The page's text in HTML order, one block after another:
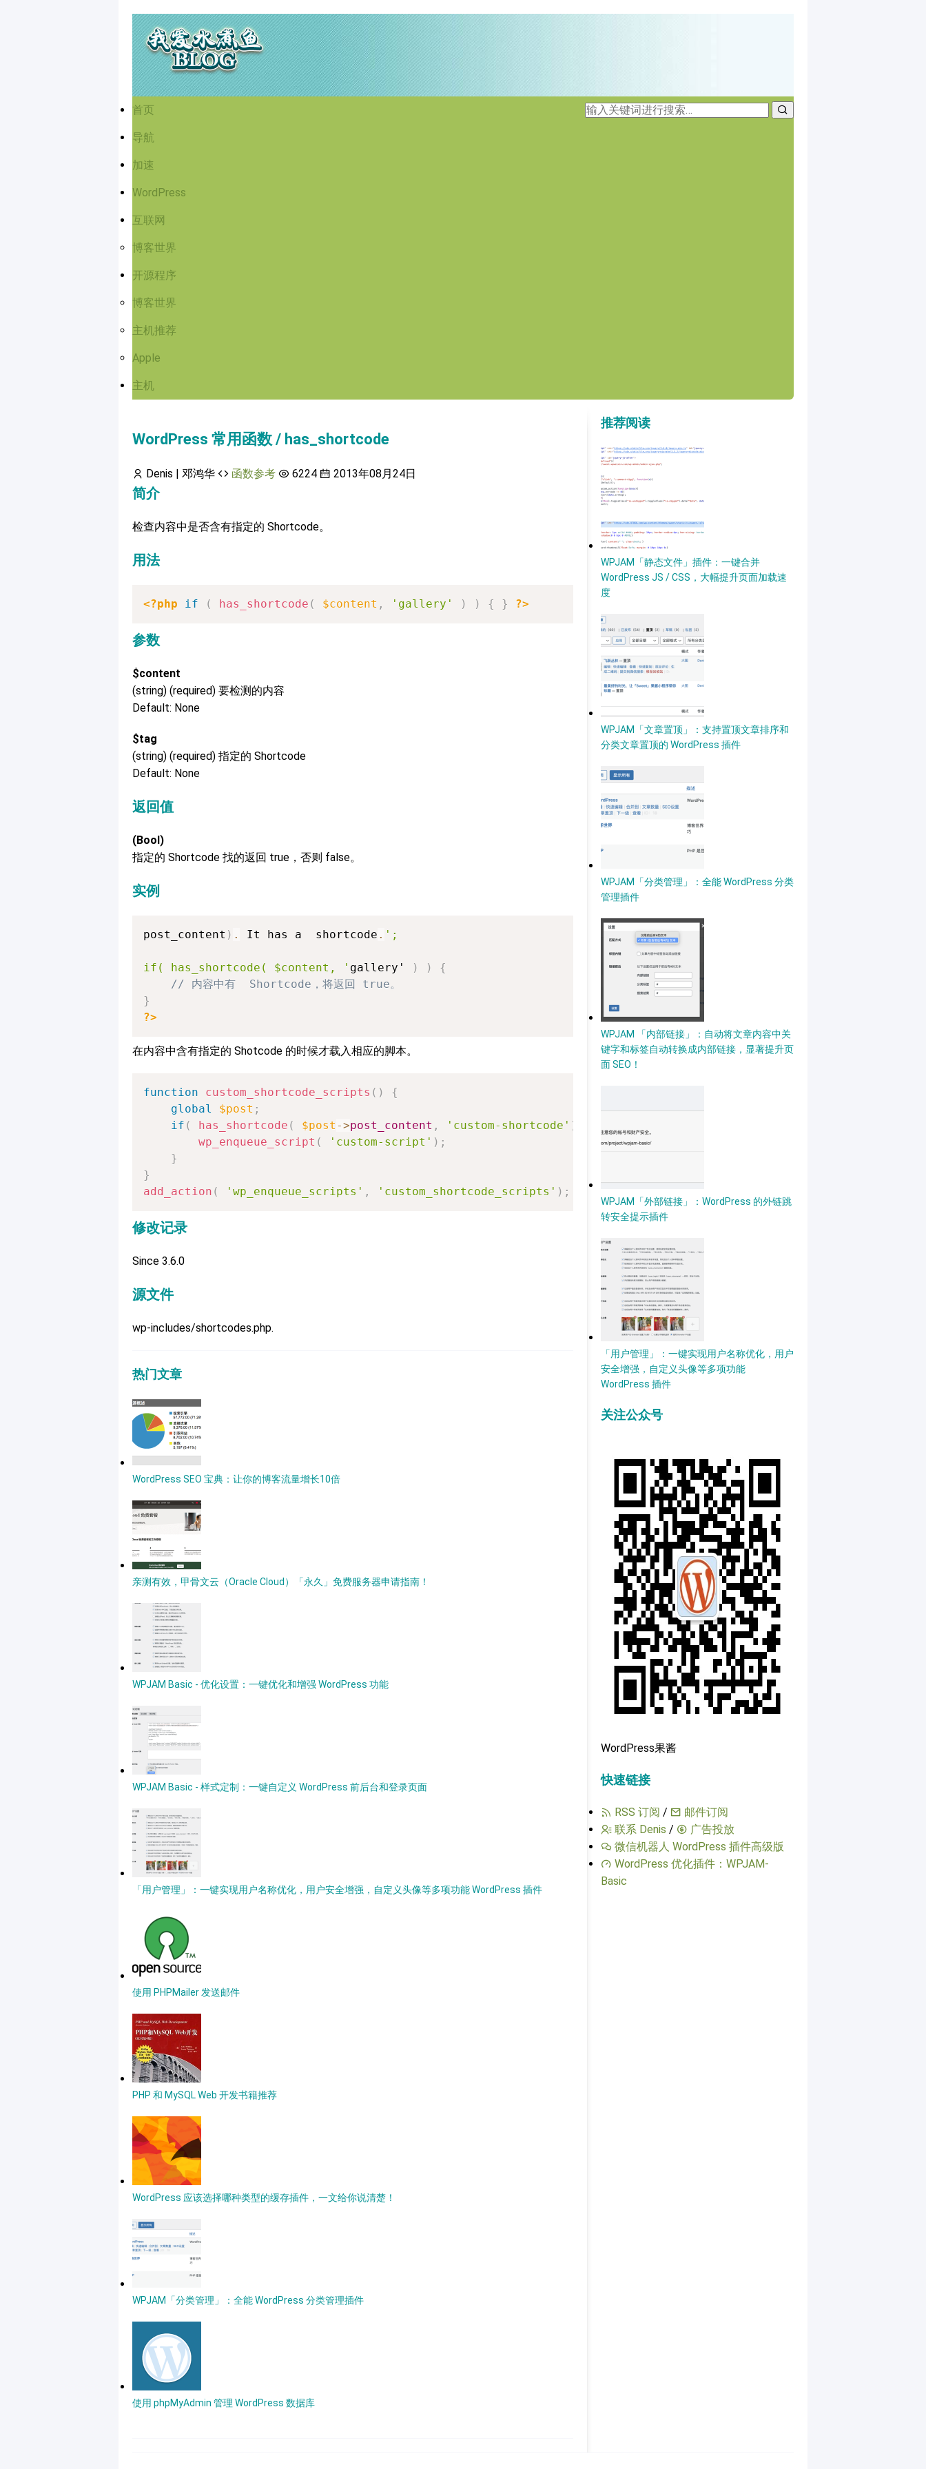
首页
导航
加速
WordPress
互联网
博客世界
开源程序
博客世界
主机推荐
Apple
主机
WordPress 常用函数 / has_shortcode
Denis | 邓鸿华 函数参考 6224 2013年08月24日
简介
检查内容中是否含有指定的 Shortcode。
用法
<?php if ( has_shortcode ( $content , 'gallery' ) ) { } ?>
参数
$content
(string) (required) 要检测的内容
Default: None
$tag
(string) (required) 指定的 Shortcode
Default: None
返回值
(Bool)
指定的 Shortcode 找的返回 true，否则 false。
实例
post_content ) . It has a  shortcode . ';
if( has_shortcode( $content, ' gallery' ) )
{
// 内容中有  Shortcode，将返回 true。
}
?>
在内容中含有指定的 Shotcode 的时候才载入相应的脚本。
function custom_shortcode_scripts ( )
{
global
$post ;
if ( has_shortcode ( $post ->post_content , 'custom-shortcode' )
wp_enqueue_script ( 'custom-script' ) ;
}
}
add_action ( 'wp_enqueue_scripts' , 'custom_shortcode_scripts' ) ;
修改记录
Since 3.6.0
源文件
wp-includes/shortcodes.php.
热门文章
WordPress SEO 宝典：让你的博客流量增长10倍
亲测有效，甲骨文云（Oracle Cloud）「永久」免费服务器申请指南！
WPJAM Basic - 优化设置：一键优化和增强 WordPress 功能
WPJAM Basic - 样式定制：一键自定义 WordPress 前后台和登录页面
「用户管理」：一键实现用户名称优化，用户安全增强，自定义头像等多项功能 WordPress 插件
使用 PHPMailer 发送邮件
PHP 和 MySQL Web 开发书籍推荐
WordPress 应该选择哪种类型的缓存插件，一文给你说清楚！
WPJAM「分类管理」：全能 WordPress 分类管理插件
使用 phpMyAdmin 管理 WordPress 数据库
推荐阅读
WPJAM「静态文件」插件：一键合并
WordPress JS / CSS，大幅提升页面加载速
度
WPJAM「文章置顶」：支持置顶文章排序和
分类文章置顶的 WordPress 插件
WPJAM「分类管理」：全能 WordPress 分类
管理插件
WPJAM 「内部链接」：自动将文章内容中关
键字和标签自动转换成内部链接，显著提升页
面 SEO！
WPJAM「外部链接」：WordPress 的外链跳
转安全提示插件
「用户管理」：一键实现用户名称优化，用户
安全增强，自定义头像等多项功能
WordPress 插件
关注公众号
WordPress果酱
快速链接
RSS 订阅 /
邮件订阅
联系 Denis /
广告投放
微信机器人 WordPress 插件高级版
WordPress 优化插件：WPJAM-
Basic